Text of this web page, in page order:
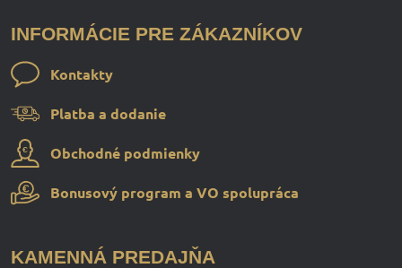
INFORMÁCIE PRE ZÁKAZNÍKOV
Kontakty
Platba a dodanie
Obchodné podmienky
Bonusový program a VO spolupráca
KAMENNÁ PREDAJŇA